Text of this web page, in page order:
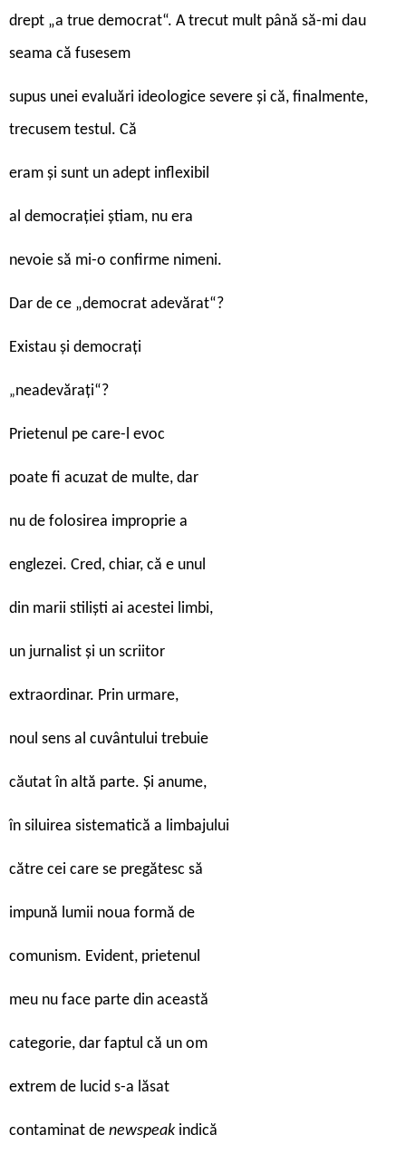
drept „a true democrat“. A trecut mult până să-mi dau
seama că fusesem
supus unei evaluări ideologice severe și că, finalmente,
trecusem testul. Că
eram și sunt un adept inflexibil
al democrației știam, nu era
nevoie să mi-o confirme nimeni.
Dar de ce „democrat adevărat“?
Existau și democrați
„neadevărați“?
Prietenul pe care-l evoc
poate fi acuzat de multe, dar
nu de folosirea improprie a
englezei. Cred, chiar, că e unul
din marii stiliști ai acestei limbi,
un jurnalist și un scriitor
extraordinar. Prin urmare,
noul sens al cuvântului trebuie
căutat în altă parte. Și anume,
în siluirea sistematică a limbajului
către cei care se pregătesc să
impună lumii noua formă de
comunism. Evident, prietenul
meu nu face parte din această
categorie, dar faptul că un om
extrem de lucid s-a lăsat
contaminat de newspeak indică